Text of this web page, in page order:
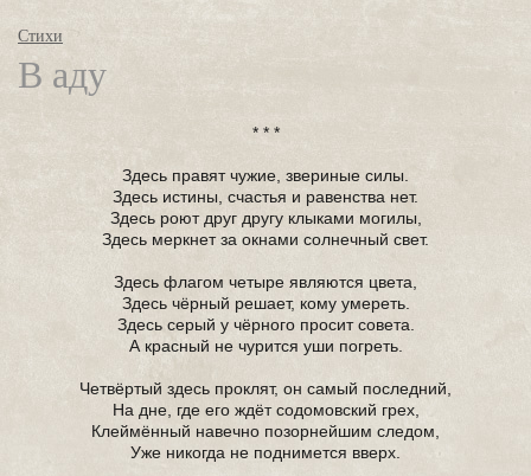
Стихи
В аду
* * *
Здесь правят чужие, звериные силы.
Здесь истины, счастья и равенства нет.
Здесь роют друг другу клыками могилы,
Здесь меркнет за окнами солнечный свет.
Здесь флагом четыре являются цвета,
Здесь чёрный решает, кому умереть.
Здесь серый у чёрного просит совета.
А красный не чурится уши погреть.
Четвёртый здесь проклят, он самый последний,
На дне, где его ждёт содомовский грех,
Клеймённый навечно позорнейшим следом,
Уже никогда не поднимется вверх.